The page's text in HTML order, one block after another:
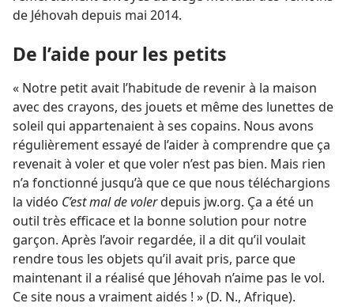
de Jéhovah depuis mai 2014.
De l’aide pour les petits
« Notre petit avait l’habitude de revenir à la maison
avec des crayons, des jouets et même des lunettes de
soleil qui appartenaient à ses copains. Nous avons
régulièrement essayé de l’aider à comprendre que ça
revenait à voler et que voler n’est pas bien. Mais rien
n’a fonctionné jusqu’à que ce que nous téléchargions
la vidéo C’est mal de volerdepuis jw.org. Ça a été un
outil très efficace et la bonne solution pour notre
garçon. Après l’avoir regardée, il a dit qu’il voulait
rendre tous les objets qu’il avait pris, parce que
maintenant il a réalisé que Jéhovah n’aime pas le vol.
Ce site nous a vraiment aidés ! » (D. N., Afrique).